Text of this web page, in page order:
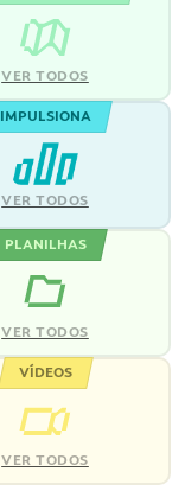
VER TODOS
IMPULSIONA
VER TODOS
PLANILHAS
VER TODOS
VÍDEOS
VER TODOS